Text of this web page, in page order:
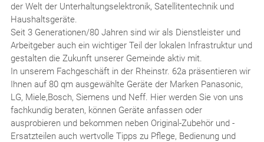
der Welt der Unterhaltungselektronik, Satellitentechnik und
Haushaltsgeräte.
Seit 3 Generationen/80 Jahren sind wir als Dienstleister und
Arbeitgeber auch ein wichtiger Teil der lokalen Infrastruktur und
gestalten die Zukunft unserer Gemeinde aktiv mit.
In unserem Fachgeschäft in der Rheinstr. 62a präsentieren wir
Ihnen auf 80 qm ausgewählte Geräte der Marken Panasonic,
LG, Miele,Bosch, Siemens und Neff. Hier werden Sie von uns
fachkundig beraten, können Geräte anfassen oder
ausprobieren und bekommen neben Original-Zubehör und -
Ersatzteilen auch wertvolle Tipps zu Pflege, Bedienung und